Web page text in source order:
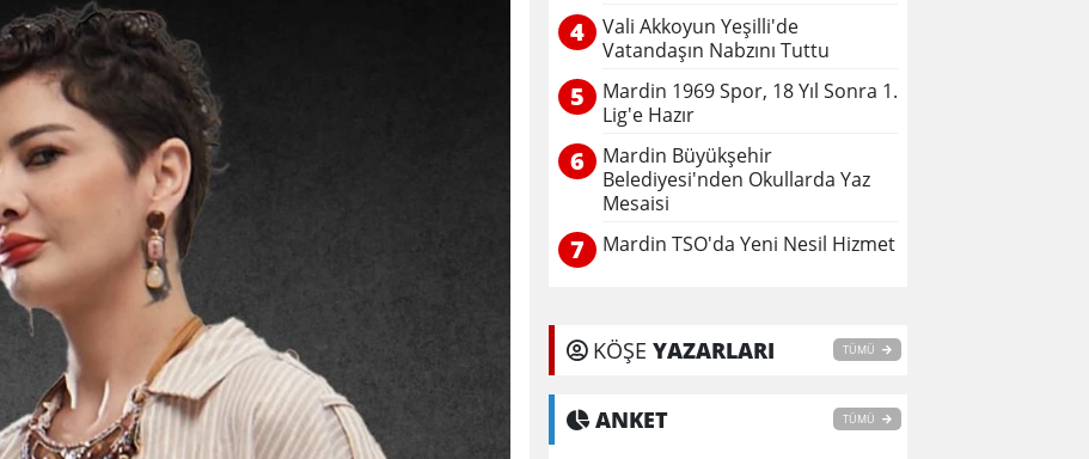
4
Vali Akkoyun Yeşilli'de
Vatandaşın Nabzını Tuttu
5
Mardin 1969 Spor, 18 Yıl Sonra 1.
Lig'e Hazır
6
Mardin Büyükşehir
Belediyesi'nden Okullarda Yaz
Mesaisi
7 Mardin TSO'da Yeni Nesil Hizmet
KÖŞE YAZARLARI TÜMÜ
ANKET TÜMÜ